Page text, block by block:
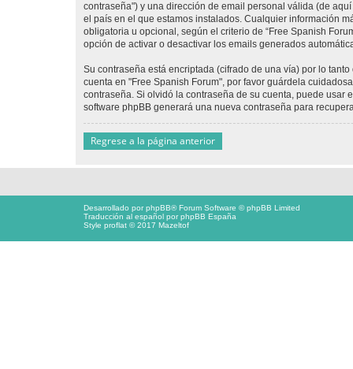
contraseña") y una dirección de email personal válida (de
el país en el que estamos instalados. Cualquier información
obligatoria u opcional, según el criterio de “Free Spanish
opción de activar o desactivar los emails generados
Su contraseña está encriptada (cifrado de una vía) por lo
cuenta en "Free Spanish Forum", por favor guárdela
contraseña. Si olvidó la contraseña de su cuenta, puede usar
software phpBB generará una nueva contraseña para
Regrese a la página anterior
Desarrollado porphpBB® Forum Software © phpBB Limited
Traducción al español porphpBB España
Style proflat © 2017 Mazeltof